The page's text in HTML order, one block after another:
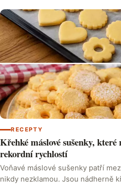
RECEPTY
Křehké máslové sušenky, které
rekordní rychlostí
Voňavé máslové sušenky patří
nikdy nezklamou. Jsou nádherně